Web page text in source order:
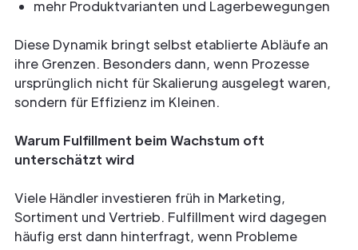
mehr Produktvarianten und Lagerbewegungen
Diese Dynamik bringt selbst etablierte Abläufe an
ihre Grenzen. Besonders dann, wenn Prozesse
ursprünglich nicht für Skalierung ausgelegt waren,
sondern für Effizienz im Kleinen.
Warum Fulfillment beim Wachstum oft
unterschätzt wird
Viele Händler investieren früh in Marketing,
Sortiment und Vertrieb. Fulfillment wird dagegen
häufig erst dann hinterfragt, wenn Probleme